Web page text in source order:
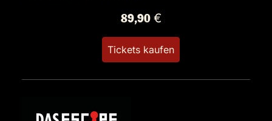
89,90 €
Tickets kaufen